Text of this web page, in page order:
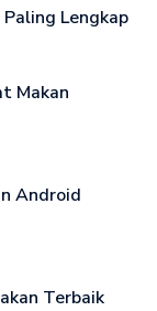
Lengkap
Makan
Android
Terbaik